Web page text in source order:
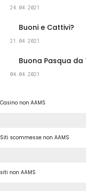
24.04.2021
Buoni e Cattivi?
21.04.2021
Buona Pasqua
04.04.2021
Casino non AAMS
Siti scommesse non AAMS
siti non AAMS